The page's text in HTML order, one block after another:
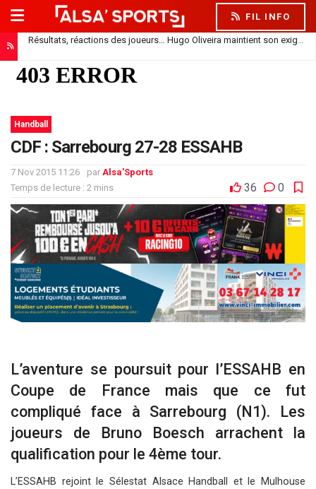
FIL INFO
Résultats, réactions des joueurs… Hugo Oliveira maintient son exigence
Handball
CDF : Sarrebourg 27-28 ESSAHB
7 Nov 2015 11:26 par Alsa'Sports
Temps de lecture : 2 mins
36 0
L’aventure se poursuit pour l’ESSAHB en
Coupe de France mais que ce fut
compliqué face à Sarrebourg (N1). Les
joueurs de Bruno Boesch arrachent la
qualification pour le 4ème tour.
L’ESSAHB rejoint le Sélestat Alsace Handball et le Mulhouse